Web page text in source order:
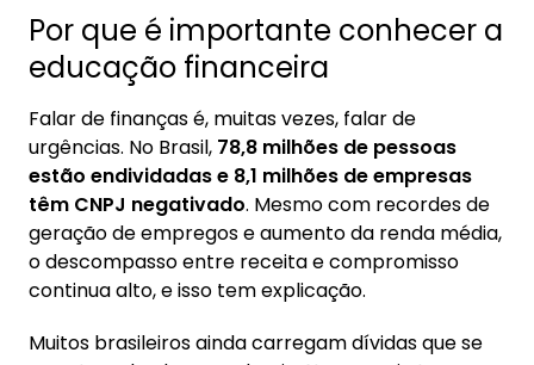
Por que é importante conhecer a
educação financeira
Falar de finanças é, muitas vezes, falar de
urgências. No Brasil, 78,8 milhões de pessoas
estão endividadas e 8,1 milhões de empresas
têm CNPJ negativado. Mesmo com recordes de
geração de empregos e aumento da renda média,
o descompasso entre receita e compromisso
continua alto, e isso tem explicação.
Muitos brasileiros ainda carregam dívidas que se